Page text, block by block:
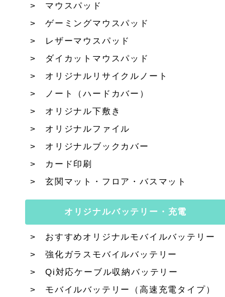
マウスパッド
ゲーミングマウスパッド
レザーマウスパッド
ダイカットマウスパッド
オリジナルリサイクルノート
ノート（ハードカバー）
オリジナル下敷き
オリジナルファイル
オリジナルブックカバー
カード印刷
玄関マット・フロア・バスマット
オリジナルバッテリー・充電
おすすめオリジナルモバイルバッテリー
強化ガラスモバイルバッテリー
Qi対応ケーブル収納バッテリー
モバイルバッテリー（高速充電タイプ）